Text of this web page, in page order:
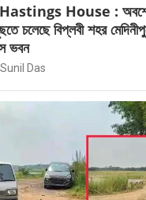
House :
চলেছে বিপ্লবী শহর
ভবন
Sunil Das